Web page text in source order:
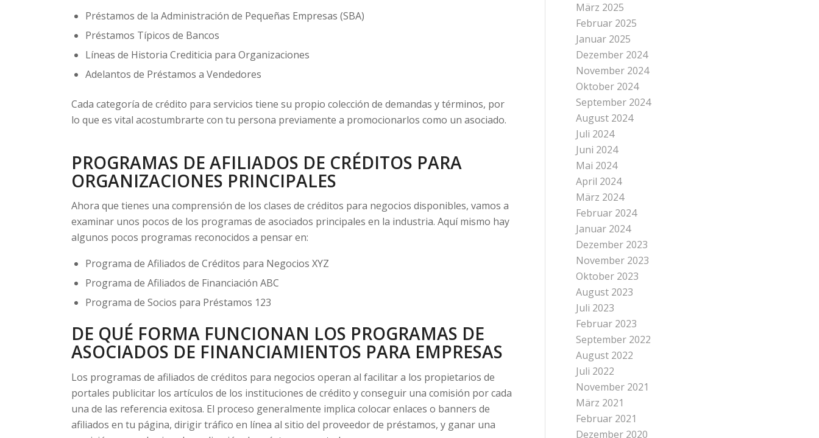
Préstamos de la Administración de Pequeñas Empresas (SBA)
Préstamos Típicos de Bancos
Líneas de Historia Crediticia para Organizaciones
Adelantos de Préstamos a Vendedores
Cada categoría de crédito para servicios tiene su propio colección de demandas y términos, por
lo que es vital acostumbrarte con tu persona previamente a promocionarlos como un asociado.
PROGRAMAS DE AFILIADOS DE CRÉDITOS PARA
ORGANIZACIONES PRINCIPALES
Ahora que tienes una comprensión de los clases de créditos para negocios disponibles, vamos a
examinar unos pocos de los programas de asociados principales en la industria. Aquí mismo hay
algunos pocos programas reconocidos a pensar en:
Programa de Afiliados de Créditos para Negocios XYZ
Programa de Afiliados de Financiación ABC
Programa de Socios para Préstamos 123
DE QUÉ FORMA FUNCIONAN LOS PROGRAMAS DE
ASOCIADOS DE FINANCIAMIENTOS PARA EMPRESAS
Los programas de afiliados de créditos para negocios operan al facilitar a los propietarios de
portales publicitar los artículos de los instituciones de crédito y conseguir una comisión por cada
una de las referencia exitosa. El proceso generalmente implica colocar enlaces o banners de
afiliados en tu página, dirigir tráfico en línea al sitio del proveedor de préstamos, y ganar una
März 2025
Februar 2025
Januar 2025
Dezember 2024
November 2024
Oktober 2024
September 2024
August 2024
Juli 2024
Juni 2024
Mai 2024
April 2024
März 2024
Februar 2024
Januar 2024
Dezember 2023
November 2023
Oktober 2023
August 2023
Juli 2023
Februar 2023
September 2022
August 2022
Juli 2022
November 2021
März 2021
Februar 2021
Dezember 2020